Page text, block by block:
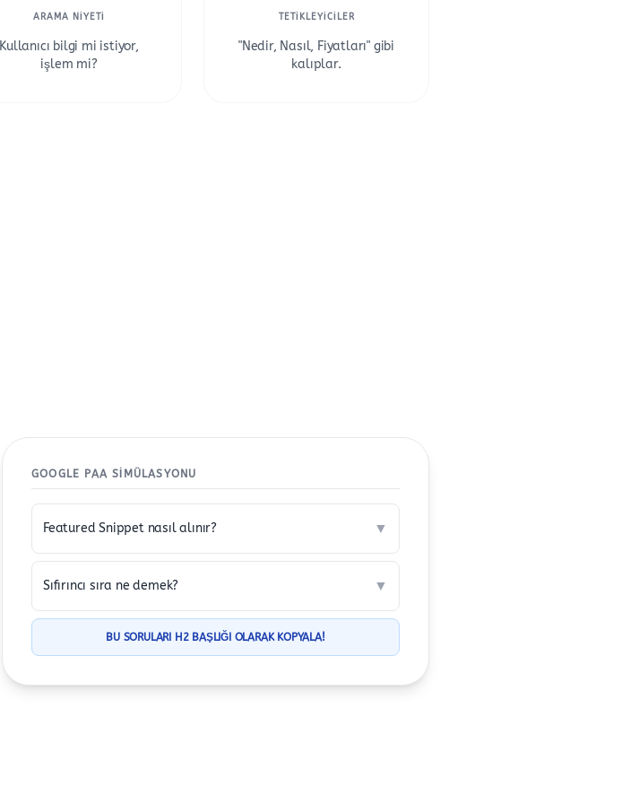
ARAMA NIYETI
Kullanıcı bilgi mi istiyor,
işlem mi?
TETIKLEYICILER
"Nedir, Nasıl, Fiyatları" gibi
kalıplar.
GOOGLE PAA SIMÜLASYONU
Featured Snippet nasıl alınır? ▼
Sıfırıncı sıra ne demek? ▼
BU SORULARI H2 BAŞLIĞI OLARAK KOPYALA!